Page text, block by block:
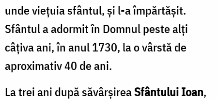
unde vieţuia sfântul, şi l-a împărtăşit.
Sfântul a adormit în Domnul peste alţi
câţiva ani, în anul 1730, la o vârstă de
aproximativ 40 de ani.
La trei ani după săvârşireaSfântului Ioan,